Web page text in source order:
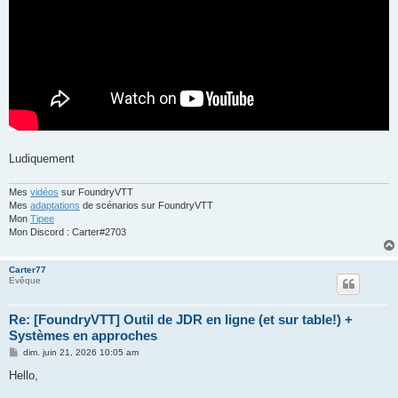
Ludiquement
Mes vidéos sur FoundryVTT
Mes adaptations de scénarios sur FoundryVTT
Mon Tipee
Mon Discord : Carter#2703
Carter77
Evêque
Re: [FoundryVTT] Outil de JDR en ligne (et sur table!) +
Systèmes en approches
M
s
dim. juin 21, 2026 10:05 am
Hello,